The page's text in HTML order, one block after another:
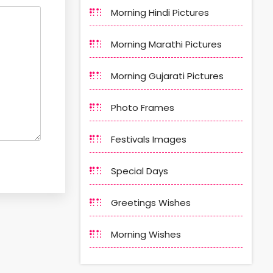
Morning Hindi Pictures
Morning Marathi Pictures
Morning Gujarati Pictures
Photo Frames
Festivals Images
Special Days
Greetings Wishes
Morning Wishes